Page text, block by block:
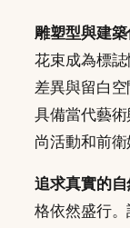
雕塑型與建築
花束成為標
差異與留白
具備當代藝
尚活動和前衛
追求真實的自
格依然盛行